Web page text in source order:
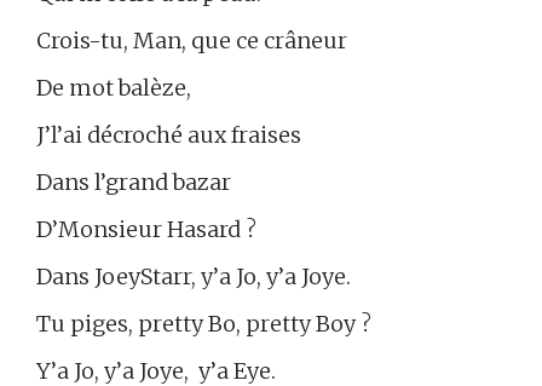
Crois-tu, Man, que ce crâneur
De mot balèze,
J’l’ai décroché aux fraises
Dans l’grand bazar
D’Monsieur Hasard ?
Dans JoeyStarr, y’a Jo, y’a Joye.
Tu piges, pretty Bo, pretty Boy ?
Y’a Jo, y’a Joye, y’a Eye.